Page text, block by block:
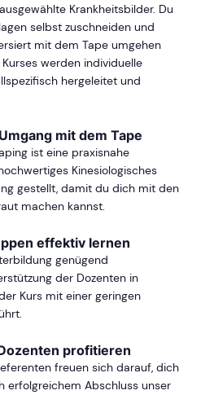
Krankheitsbilder. Du
selbst zuschneiden und
mit dem Tape umgehen
werden individuelle
hergeleitet und
mit dem Tape
ist eine praxisnahe
Kinesiologisches
gestellt, damit du dich mit den
machen kannst.
effektiv lernen
genügend
der Dozenten in
Kurs mit einer geringen
profitieren
freuen sich darauf, dich
erfolgreichem Abschluss unser